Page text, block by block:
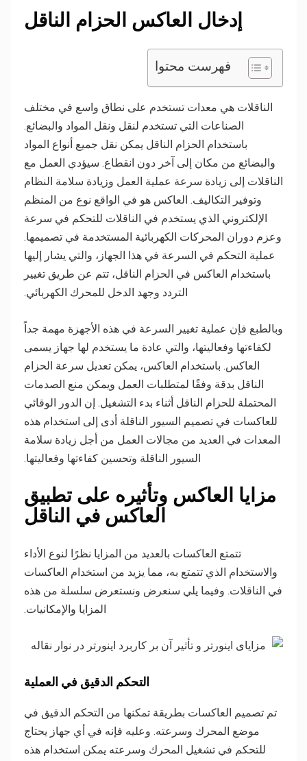
إدخال العاكس الحزام الناقل
فهرست محتوا
الناقلات هي معدات تستخدم على نطاق واسع في مختلف
الصناعات التي تستخدم لنقل ونقل المواد والبضائع.
باستخدام الحزام الناقل يمكن نقل جميع أنواع المواد
والبضائع من مكان إلى آخر دون انقطاع. سيؤدي العمل مع
الناقلات إلى زيادة سرعة عملية العمل وزيادة سلامة النظام
وتوفير التكاليف. العاكس هو في الواقع نوع من المنظم
الإلكتروني الذي يستخدم في الناقلات للتحكم في سرعة
وعزم دوران المحركات الكهربائية المستخدمة في تصميمها.
عملية التحكم في السرعة في هذا الجهاز، والتي يشار إليها
باستخدام العاكس في الحزام الناقل، تتم عن طريق تغيير
التردد وجهد الدخل للمحرك الكهربائي.
وبالطبع فإن عملية تغيير السرعة في هذه الأجهزة مهمة جداً
لكفاءتها وفعاليتها، والتي عادة ما يستخدم لها جهاز يسمى
العاكس. باستخدام العاكس، يمكن تعديل سرعة الحزام
الناقل بدقة وفقًا لمتطلبات العمل ويمكن منع الصدمات
المحتملة للحزام الناقل أثناء بدء التشغيل. إن الدور الوقائي
للعاكسات في تصميم السيور الناقلة أدى إلى استخدام هذه
المعدات في العديد من مجالات العمل من أجل زيادة سلامة
السيور الناقلة وتحسين كفاءتها وفعاليتها.
مزايا العاكس وتأثيره على تطبيق
العاكس في الناقل
تتمتع العاكسات بالعديد من المزايا نظرًا لنوع الأداء
والاستخدام الذي تتمتع به، مما يزيد من استخدام العاكسات
في الناقلات. وفيما يلي سنعرض ونستعرض سلسلة من هذه
المزايا والإمكانيات.
التحكم الدقيق في العملية
تم تصميم العاكسات بطريقة تمكنها من التحكم الدقيق في
موضع المحرك وسرعته. وعليه فإنه في أي جهاز يحتاج
للتحكم في تشغيل المحرك وسرعته يمكن استخدام هذه